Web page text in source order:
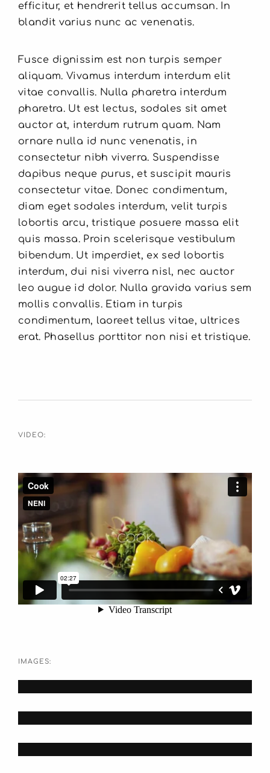
efficitur, et hendrerit tellus accumsan. In
blandit varius nunc ac venenatis.
Fusce dignissim est non turpis semper
aliquam. Vivamus interdum interdum elit
vitae convallis. Nulla pharetra interdum
pharetra. Ut est lectus, sodales sit amet
auctor at, interdum rutrum quam. Nam
ornare nulla id nunc venenatis, in
consectetur nibh viverra. Suspendisse
dapibus neque purus, et suscipit mauris
consectetur vitae. Donec condimentum,
diam eget sodales interdum, velit turpis
lobortis arcu, tristique posuere massa elit
quis massa. Proin scelerisque vestibulum
bibendum. Ut imperdiet, ex sed lobortis
interdum, dui nisi viverra nisl, nec auctor
leo augue id dolor. Nulla gravida varius sem
mollis convallis. Etiam in turpis
condimentum, laoreet tellus vitae, ultrices
erat. Phasellus porttitor non nisi et tristique.
VIDEO:
IMAGES: